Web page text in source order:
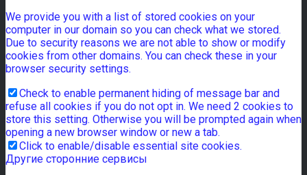
We provide you with a list of stored cookies on your
computer in our domain so you can check what we stored.
Due to security reasons we are not able to show or modify
cookies from other domains. You can check these in your
browser security settings.
Check to enable permanent hiding of message bar and
refuse all cookies if you do not opt in. We need 2 cookies to
store this setting. Otherwise you will be prompted again when
opening a new browser window or new a tab.
Click to enable/disable essential site cookies.
Другие сторонние сервисы